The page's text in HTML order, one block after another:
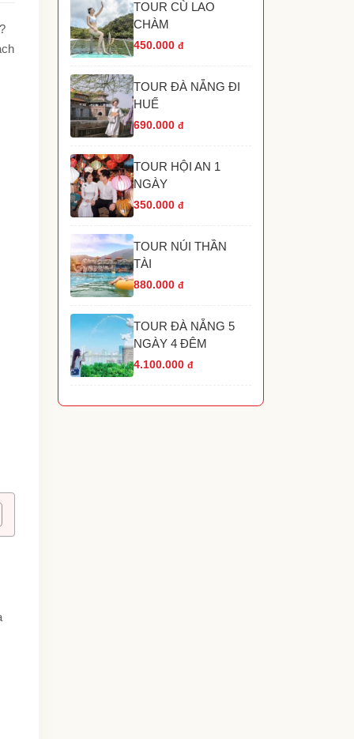
HÒN MÓNG TAY PHÚ QUỐC
HÒN THƠM PHÚ QUỐC
THAM QUAN GRAND WORLD PHÚ
HANG RÁI VĨNH HY NHA TRANG
THÁC YANG BAY NHA TRANG
TOUR CÙ LAO
CHÀM
450.000 đ
TOUR ĐÀ NẴNG ĐI
HUẾ
690.000 đ
TOUR HỘI AN 1
NGÀY
350.000 đ
TOUR NÚI THẦN
TÀI
880.000 đ
TOUR ĐÀ NẴNG 5
NGÀY 4 ĐÊM
4.100.000 đ